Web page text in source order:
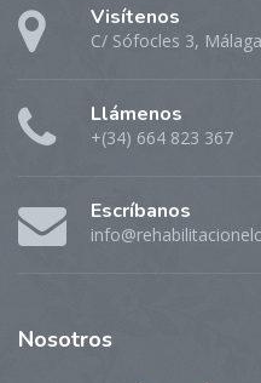
Visítenos
C/ Sófocles 3, Málaga
Llámenos
+(34) 664 823 367
Escríbanos
Nosotros